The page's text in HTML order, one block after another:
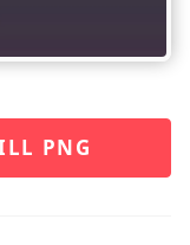
PNG